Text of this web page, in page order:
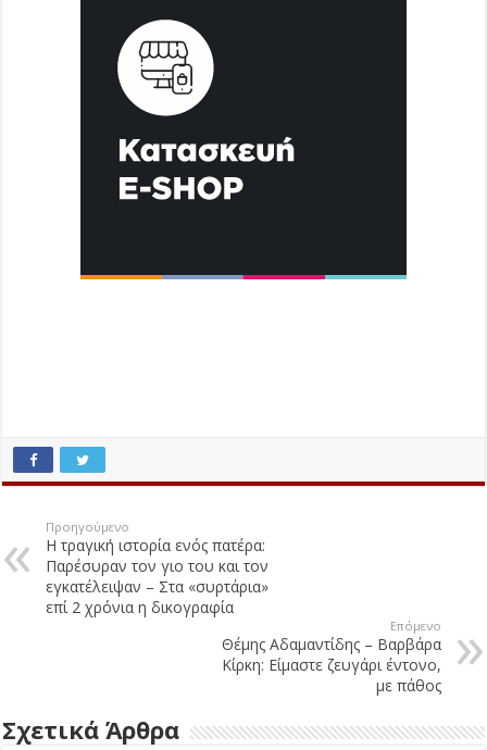
Προηγούμενο
Η τραγική ιστορία ενός πατέρα:
Παρέσυραν τον γιο του και τον
εγκατέλειψαν – Στα «συρτάρια»
επί 2 χρόνια η δικογραφία
Επόμενο
Θέμης Αδαμαντίδης – Βαρβάρα
Κίρκη: Είμαστε ζευγάρι έντονο,
με πάθος
Σχετικά Άρθρα